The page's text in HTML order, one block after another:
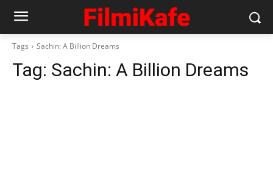
Tags Sachin: A Billion Dreams
Tag: Sachin: A Billion Dreams